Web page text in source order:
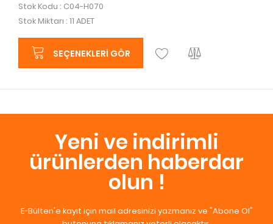
Stok Kodu : C04-H070
Stok Miktarı : 11 ADET
SEÇENEKLERI GÖR
Yeni ve indirimli
ürünlerden haberdar
olun !
E-Bülten'e kayıt için mail adresinizi yazmanız ve "Abone Ol"